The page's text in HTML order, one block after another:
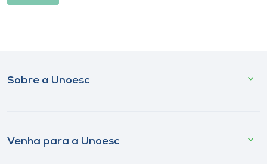
Sobre a Unoesc
Venha para a Unoesc